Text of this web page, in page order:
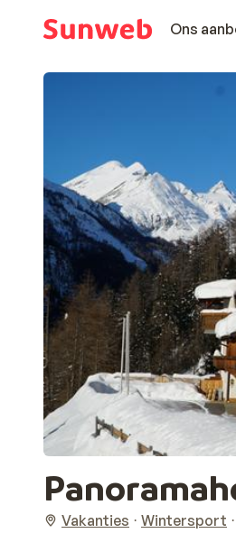
Ons
Vakanties Wintersport